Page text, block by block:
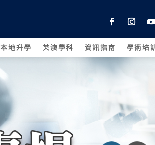
本地升學 英澳學科 資訊指南 學術培訓